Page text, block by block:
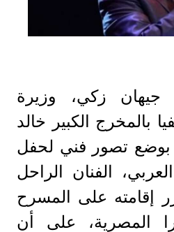
جيهان زكي، وزيرة
بالمخرج الكبير خالد
بوضع تصور فني لحفل
الفنان الراحل
إقامته على المسرح
المصرية، على أن